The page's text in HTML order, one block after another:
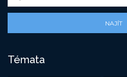
NAJÍT
Témata